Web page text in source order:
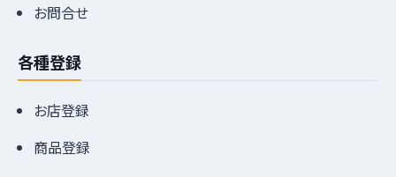
お問合せ
各種登録
お店登録
商品登録